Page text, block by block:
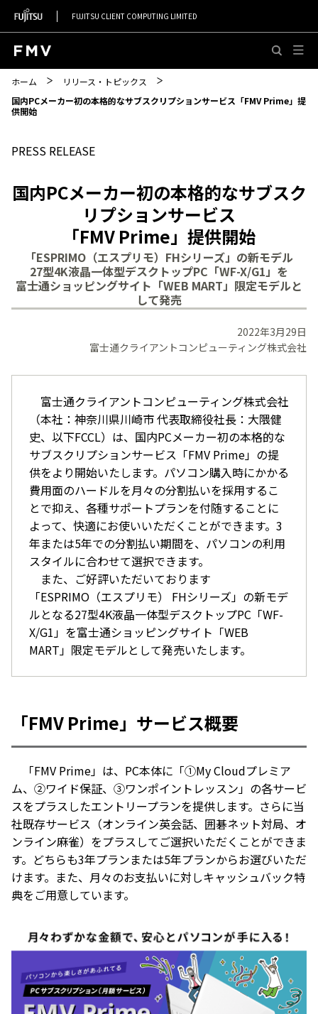
FUJITSU CLIENT COMPUTING LIMITED
ホーム
リリース・トピックス
国内PCメーカー初の本格的なサブスクリプションサービス「FMV Prime」提
供開始
PRESS RELEASE
国内PCメーカー初の本格的なサブスク
リプションサービス
「FMV Prime」提供開始
「ESPRIMO（エスプリモ）FHシリーズ」の新モデル
27型4K液晶一体型デスクトップPC「WF-X/G1」を
富士通ショッピングサイト「WEB MART」限定モデルと
して発売
2022年3月29日
富士通クライアントコンピューティング株式会社
富士通クライアントコンピューティング株式会社
（本社：神奈川県川崎市 代表取締役社長：大隈健
史、以下FCCL）は、国内PCメーカー初の本格的な
サブスクリプションサービス「FMV Prime」の提
供をより開始いたします。パソコン購入時にかかる
費用面のハードルを月々の分割払いを採用するこ
とで抑え、各種サポートプランを付随することに
よって、快適にお使いいただくことができます。3
年または5年での分割払い期間を、パソコンの利用
スタイルに合わせて選択できます。
また、ご好評いただいております
「ESPRIMO（エスプリモ） FHシリーズ」の新モデ
ルとなる27型4K液晶一体型デスクトップPC「WF-
X/G1」を富士通ショッピングサイト「WEB
MART」限定モデルとして発売いたします。
「FMV Prime」サービス概要
「FMV Prime」は、PC本体に「①My Cloudプレミア
ム、②ワイド保証、③ワンポイントレッスン」の各サービ
スをプラスしたエントリープランを提供します。さらに当
社既存サービス（オンライン英会話、囲碁ネット対局、オ
ンライン麻雀）をプラスしてご選択いただくことができま
す。どちらも3年プランまたは5年プランからお選びいただ
けます。また、月々のお支払いに対しキャッシュバック特
典をご用意しています。